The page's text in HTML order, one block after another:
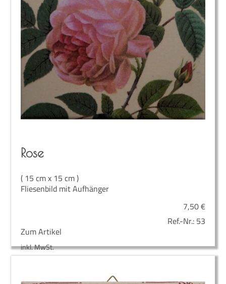
Rose
( 15 cm x 15 cm )
Fliesenbild mit Aufhänger
7,50€
Ref.-Nr.: 53
Zum Artikel
inkl. MwSt.